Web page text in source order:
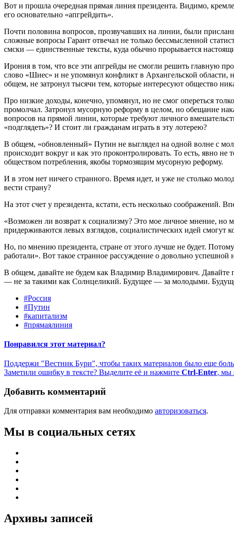
Вот и прошла очередная прямая линия президента. Видимо,
его основательно «апгрейдить».
Почти половина вопросов, прозвучавших на линии, были
сложные вопросы Гарант отвечал не только бессмысленной
смски — единственные тексты, куда обычно прорывается
Ирония в том, что все эти апгрейды не смогли решить главную
слово «Шиес» и не упомянул конфликт в Архангельской
общем, не затронул тысячи тем, которые интересуют общество
Про низкие доходы, конечно, упомянул, но не смог опереться
промолчал. Затронул мусорную реформу в целом, но обещание
вопросов на прямой линии, которые требуют личного
«подглядеть»? И стоит ли гражданам играть в эту лотерею?
В общем, «обновленный» Путин не выглядел на одной волне с
происходит вокруг и как это проконтролировать. То есть, явно
обществом потребления, якобы тормозящим мусорную реформу.
И в этом нет ничего странного. Время идет, и уже не столько
вести страну?
На этот счет у президента, кстати, есть несколько
«Возможен ли возврат к социализму? Это мое личное мнение, но
придерживаются левых взглядов, социалистических идей
Но, по мнению президента, стране от этого лучше не будет.
работали». Вот такое странное рассуждение о довольно
В общем, давайте не будем как Владимир Владимирович. Давайте
— не за такими как Солнцеликий. Будущее — за молодыми.
#Россия
#Путин
#капитализм
#прямаялиния
Понравился этот материал?
Поддержи "Вестник Бури", чтобы таких материалов было еще
Заметили ошибку в тексте? Выделите её и нажмите Ctrl-Enter, мы
Добавить комментарий
Для отправки комментария вам необходимо авторизоваться.
Мы в социальных сетях
Архивы записей